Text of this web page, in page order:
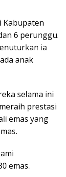
Kabupaten
6 perunggu.
ia
anak
selama ini
prestasi
emas yang
emas.